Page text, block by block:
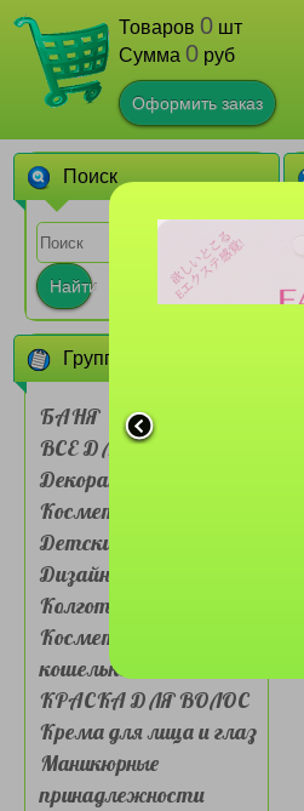
Товаров 0 шт
Сумма 0 руб
Оформить заказ
Поиск
Найти
Группы товаров
БАНЯ
ВСЕ ДЛЯ ДОМА
Декоративная
Косметика
Детские товары
Дизайн для ногтей
Колготки, носочки
Косметички, сумочки,
кошельки
КРАСКА ДЛЯ ВОЛОС
Крема для лица и глаз
Маникюрные
принадлежности